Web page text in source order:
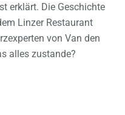
erklärt. Die Geschichte
Linzer Restaurant
von Van den
alles zustande?